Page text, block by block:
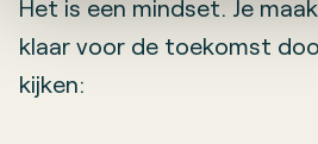
Het is een mindset. Je
klaar voor de toekomst
kijken: